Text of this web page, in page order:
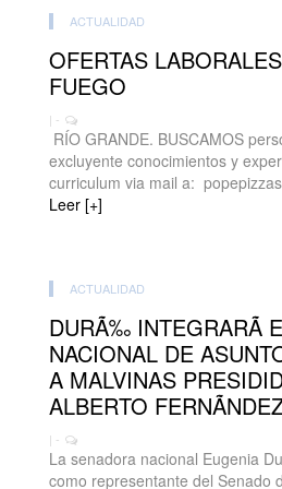
ACTUALIDAD
OFERTAS
FUEGO
| -
RÍO GRANDE. BUSCAMOS
excluyente conocimientos y
curriculum via mail a:
Leer [+]
ACTUALIDAD
DURÃ‰ INTEGRARÃ
NACIONAL DE
A MALVINAS
ALBERTO
| -
La senadora nacional Eugenia
como representante del Senado